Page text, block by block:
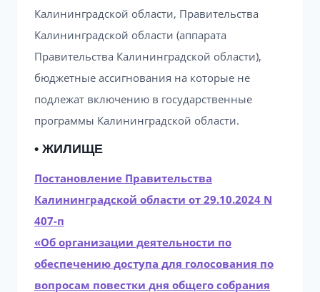
Калининградской области, Правительства
Калининградской области (аппарата
Правительства Калининградской области),
бюджетные ассигнования на которые не
подлежат включению в государственные
программы Калининградской области.
• ЖИЛИЩЕ
Постановление Правительства
Калининградской области от 29.10.2024 N
407-п
«Об организации деятельности по
обеспечению доступа для голосования по
вопросам повестки дня общего собрания